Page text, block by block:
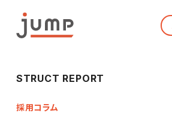
STRUCT REPORT
採用コラム